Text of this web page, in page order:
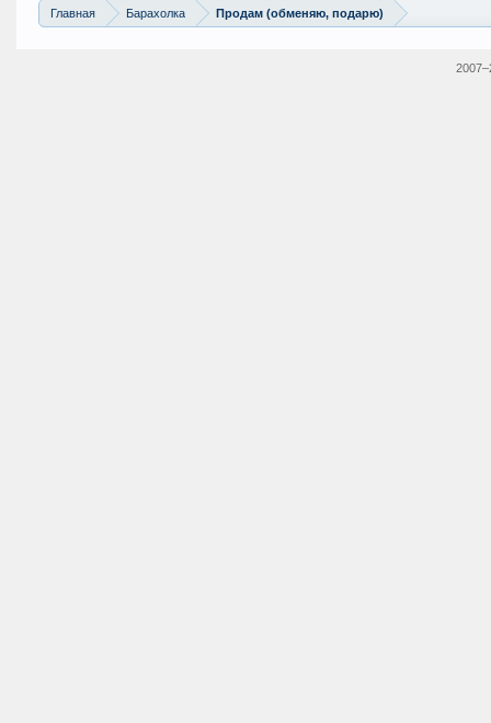
Главная Барахолка Продам (обменяю, подарю)
2007–